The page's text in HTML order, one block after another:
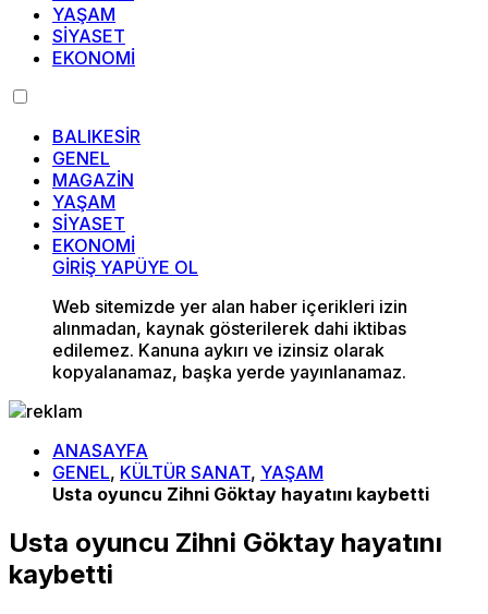
YAŞAM
SİYASET
EKONOMİ
BALIKESİR
GENEL
MAGAZİN
YAŞAM
SİYASET
EKONOMİ
GİRİŞ YAPÜYE OL
Web sitemizde yer alan haber içerikleri izin
alınmadan, kaynak gösterilerek dahi iktibas
edilemez. Kanuna aykırı ve izinsiz olarak
kopyalanamaz, başka yerde yayınlanamaz.
ANASAYFA
GENEL, KÜLTÜR SANAT, YAŞAM
Usta oyuncu Zihni Göktay hayatını kaybetti
Usta oyuncu Zihni Göktay hayatını
kaybetti